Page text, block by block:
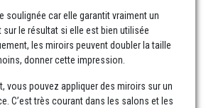
soulignée car elle garantit vraiment un
le résultat si elle est bien utilisée
les miroirs peuvent doubler la taille
donner cette impression.
vous pouvez appliquer des miroirs sur un
C’est très courant dans les salons et les